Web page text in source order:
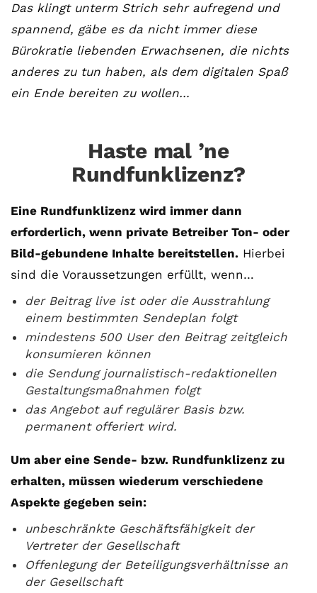
Das klingt unterm Strich sehr aufregend und
spannend, gäbe es da nicht immer diese
Bürokratie liebenden Erwachsenen, die nichts
anderes zu tun haben, als dem digitalen Spaß
ein Ende bereiten zu wollen…
Haste mal ’ne
Rundfunklizenz?
Eine Rundfunklizenz wird immer dann
erforderlich, wenn private Betreiber Ton- oder
Bild-gebundene Inhalte bereitstellen. Hierbei
sind die Voraussetzungen erfüllt, wenn…
der Beitrag live ist oder die Ausstrahlung
einem bestimmten Sendeplan folgt
mindestens 500 User den Beitrag zeitgleich
konsumieren können
die Sendung journalistisch-redaktionellen
Gestaltungsmaßnahmen folgt
das Angebot auf regulärer Basis bzw.
permanent offeriert wird.
Um aber eine Sende- bzw. Rundfunklizenz zu
erhalten, müssen wiederum verschiedene
Aspekte gegeben sein:
unbeschränkte Geschäftsfähigkeit der
Vertreter der Gesellschaft
Offenlegung der Beteiligungsverhältnisse an
der Gesellschaft